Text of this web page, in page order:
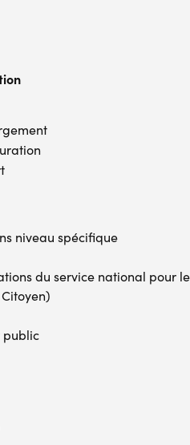
niveau spécifique
du service national pour
public